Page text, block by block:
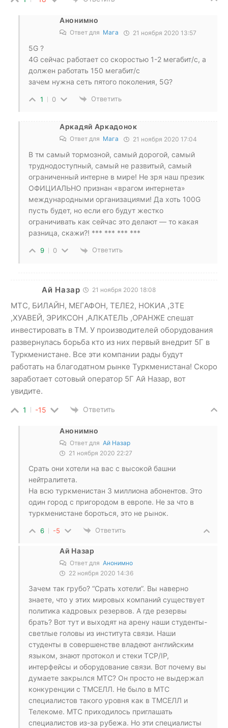
Анонимно
Ответ для Мага 21 ноября 2020 13:57
5G ?
4G сейчас работает со скоростью 1-2 мегабит/с, а
должен работать 150 мегабит/с
зачем нужна сеть пятого поколения, 5G?
1 0 Ответить
Аркадяй Аркадонок
Ответ для Мага 21 ноября 2020 17:04
В тм самый тормозной, самый дорогой, самый
труднодоступный, самый не развитый, самый
ограниченный интерне в мире! Не зря наш презик
ОФИЦИАЛЬНО признан «врагом интернета»
международными организациями! Да хоть 100G
пусть будет, но если его будут жестко
ограничивать как сейчас это делают — то какая
разница, скажи?! *** *** *** ***
9 0 Ответить
Ай Назар 21 ноября 2020 18:08
МТС, БИЛАЙН, МЕГАФОН, ТЕЛЕ2, НОКИА ,ЗТЕ
,ХУАВЕЙ, ЭРИКСОН ,АЛКАТЕЛЬ ,ОРАНЖЕ спешат
инвестировать в ТМ. У производителей оборудования
развернулась борьба кто из них первый внедрит 5Г в
Туркменистане. Все эти компании рады будут
работать на благодатном рынке Туркменистана! Cкоро
заработает сотовый оператор 5Г Ай Назар, вот
увидите.
1 -15 Ответить
Анонимно
Ответ для Ай Назар
21 ноября 2020 22:27
Срать они хотели на вас с высокой башни
нейтралитета.
На всю туркменистан 3 миллиона абонентов. Это
один город с пригородом в европе. Не за что в
туркменистане бороться, это не рынок.
6 -5 Ответить
Ай Назар
Ответ для Анонимно
22 ноября 2020 14:36
Зачем так грубо? “Срать хотели”. Вы наверно
знаете, что у этих мировых компаний существует
политика кадровых резервов. А где резервы
брать? Вот тут и выходят на арену наши студенты-
светлые головы из института связи. Наши
студенты в совершенстве владеют английским
языком, знают протокол и стеки TCP/IP,
интерфейсы и оборудование связи. Вот почему вы
думаете закрылся МТС? Он просто не выдержал
конкуренции с ТМСЕЛЛ. Не было в МТС
специалистов такого уровня как в ТМСЕЛЛ и
Телекоме. МТС приходилось приглашать
специалистов из-за рубежа. Но эти специалисты